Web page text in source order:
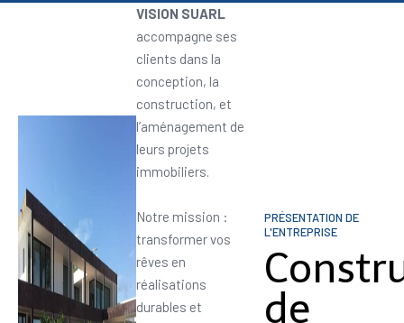
VISION SUARL
accompagne ses
clients dans la
conception, la
construction, et
l’aménagement de
leurs projets
immobiliers.
Notre mission :
transformer vos
rêves en
réalisations
durables et
PRÉSENTATION DE
L'ENTREPRISE
de